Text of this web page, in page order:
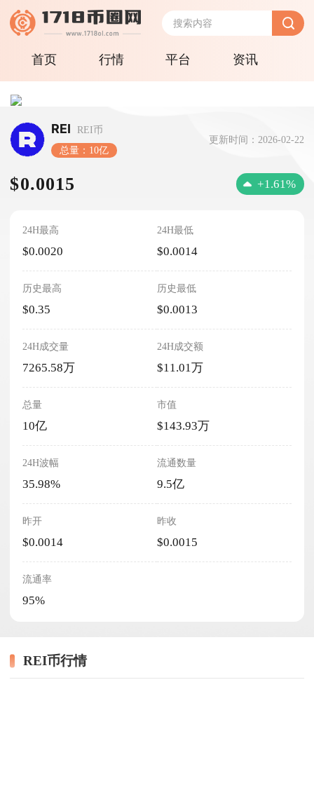
首页 行情 平台 资讯
REI
REI币
总量：10亿
更新时间：2026-02-22
$0.0015 +1.61%
24H最高
$0.0020
24H最低
$0.0014
历史最高
$0.35
历史最低
$0.0013
24H成交量
7265.58万
24H成交额
$11.01万
总量
10亿
市值
$143.93万
24H波幅
35.98%
流通数量
9.5亿
昨开
$0.0014
昨收
$0.0015
流通率
95%
REI币行情